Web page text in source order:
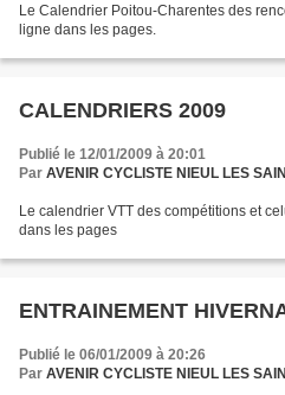
Le Calendrier Poitou-Charentes des
ligne dans les pages.
CALENDRIERS 2009
Publié le 12/01/2009 à 20:01
Par AVENIR CYCLISTE NIEUL LES
Le calendrier VTT des compétitions et
dans les pages
ENTRAINEMENT
Publié le 06/01/2009 à 20:26
Par AVENIR CYCLISTE NIEUL LES